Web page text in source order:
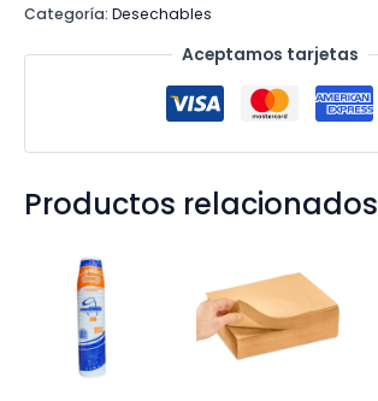
cm
Categoría: Desechables
Aceptamos tarjetas
Productos relacionados